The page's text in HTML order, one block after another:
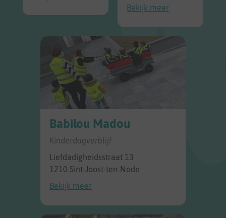
Bekijk meer
Babilou Madou
Kinderdagverblijf
Liefdadigheidsstraat 13
1210 Sint-Joost-ten-Node
Bekijk meer